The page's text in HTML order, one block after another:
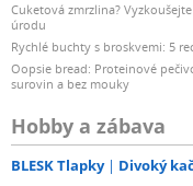
Cuketová zmrzlina?
úrodu
Rychlé buchty s broskvemi: 5
Oopsie bread: Proteinové
surovin a bez mouky
Hobby a zábava
BLESK Tlapky Divoký